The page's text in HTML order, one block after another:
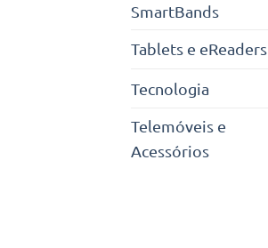
SmartBands
Tablets e eReaders
Tecnologia
Telemóveis e
Acessórios